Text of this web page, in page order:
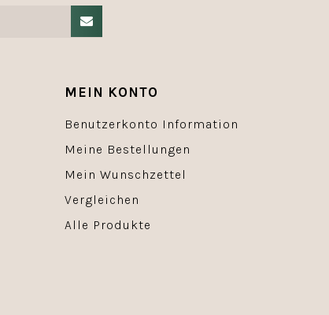
MEIN KONTO
Benutzerkonto Information
Meine Bestellungen
Mein Wunschzettel
Vergleichen
Alle Produkte